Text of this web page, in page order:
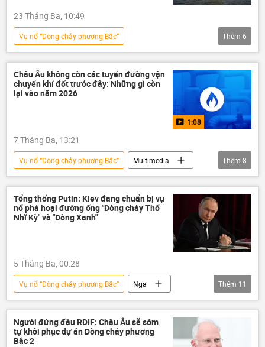
23 Tháng Ba, 10:49
Vụ nổ “Dòng chảy phương Bắc”
Dòng chảy phương Bắc-2
Hoa Kỳ
Thế giới
khí đốt
Nga
Donald Trump
Thêm 6
Châu Âu không còn các tuyến đường vận
chuyển khí đốt trước đây: Những gì còn
lại vào năm 2026
1:08
7 Tháng Ba, 13:21
Vụ nổ “Dòng chảy phương Bắc”
Multimedia
Thế giới
Infographics
Châu Âu
Nga
Kinh tế
đường ống dẫn khí đốt
Thêm 8
Tổng thống Putin: Kiev đang chuẩn bị vụ
nổ phá hoại đường ống "Dòng chảy Thổ
Nhĩ Kỳ" và "Dòng Xanh"
5 Tháng Ba, 00:28
Vụ nổ “Dòng chảy phương Bắc”
Nga
Vladimir Putin
Ukraina
Thế giới
Thổ Nhĩ Kỳ
Biển Đen
thông tin
Cuộc khủng hoảng ở Ukraina
Kiev
Thêm 11
Người đứng đầu RDIF: Châu Âu sẽ sớm
tự khôi phục dự án Dòng chảy phương
Bắc 2